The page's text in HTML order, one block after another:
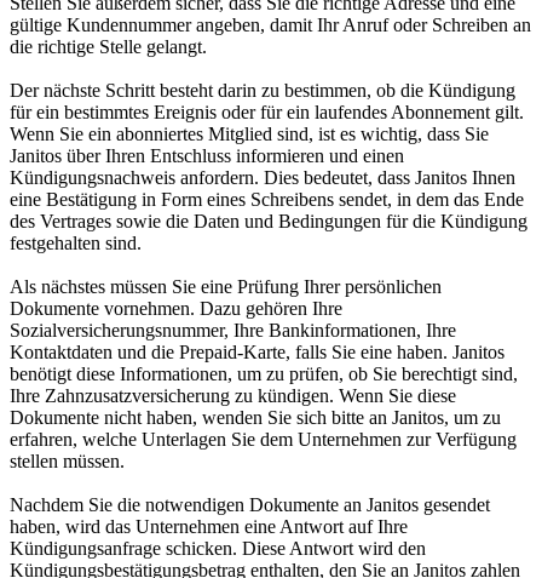
gültige Kundennummer angeben, damit Ihr Anruf oder Schreiben an
die richtige Stelle gelangt.
Der nächste Schritt besteht darin zu bestimmen, ob die Kündigung
für ein bestimmtes Ereignis oder für ein laufendes Abonnement gilt.
Wenn Sie ein abonniertes Mitglied sind, ist es wichtig, dass Sie
Janitos über Ihren Entschluss informieren und einen
Kündigungsnachweis anfordern. Dies bedeutet, dass Janitos Ihnen
eine Bestätigung in Form eines Schreibens sendet, in dem das Ende
des Vertrages sowie die Daten und Bedingungen für die Kündigung
festgehalten sind.
Als nächstes müssen Sie eine Prüfung Ihrer persönlichen
Dokumente vornehmen. Dazu gehören Ihre
Sozialversicherungsnummer, Ihre Bankinformationen, Ihre
Kontaktdaten und die Prepaid-Karte, falls Sie eine haben. Janitos
benötigt diese Informationen, um zu prüfen, ob Sie berechtigt sind,
Ihre Zahnzusatzversicherung zu kündigen. Wenn Sie diese
Dokumente nicht haben, wenden Sie sich bitte an Janitos, um zu
erfahren, welche Unterlagen Sie dem Unternehmen zur Verfügung
stellen müssen.
Nachdem Sie die notwendigen Dokumente an Janitos gesendet
haben, wird das Unternehmen eine Antwort auf Ihre
Kündigungsanfrage schicken. Diese Antwort wird den
Kündigungsbestätigungsbetrag enthalten, den Sie an Janitos zahlen